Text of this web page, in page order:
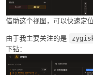
借助这个视图，可以快速定位
由于我主要关注的是
下钻：